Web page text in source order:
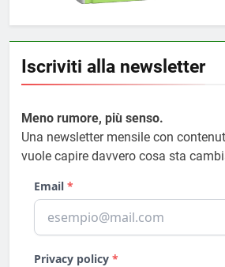
Iscriviti alla newsletter
Meno rumore, più senso.
Una newsletter mensile con
vuole capire davvero cosa sta